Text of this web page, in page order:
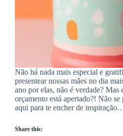
Não há nada mais especial e
presentear nossas mães no dia
ano por elas, não é verdade? Mas
orçamento está apertado?! Não se
aqui para te encher de
Share this: